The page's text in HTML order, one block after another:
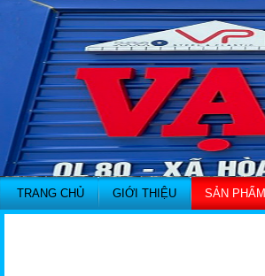
TRANG CHỦ GIỚI THIỆU SẢN PHẨM